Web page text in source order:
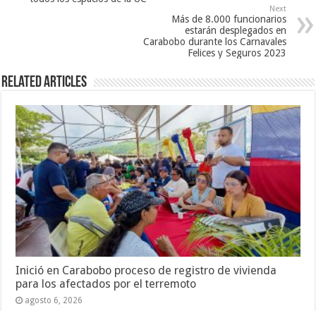
Next
Más de 8.000 funcionarios
estarán desplegados en
Carabobo durante los Carnavales
Felices y Seguros 2023
Related Articles
Inició en Carabobo proceso de registro de vivienda
para los afectados por el terremoto
agosto 6, 2026